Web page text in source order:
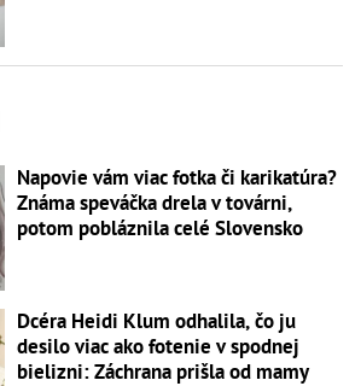
Napovie vám viac fotka či karikatúra?
Známa speváčka drela v továrni,
potom pobláznila celé Slovensko
Dcéra Heidi Klum odhalila, čo ju
desilo viac ako fotenie v spodnej
bielizni: Záchrana prišla od mamy